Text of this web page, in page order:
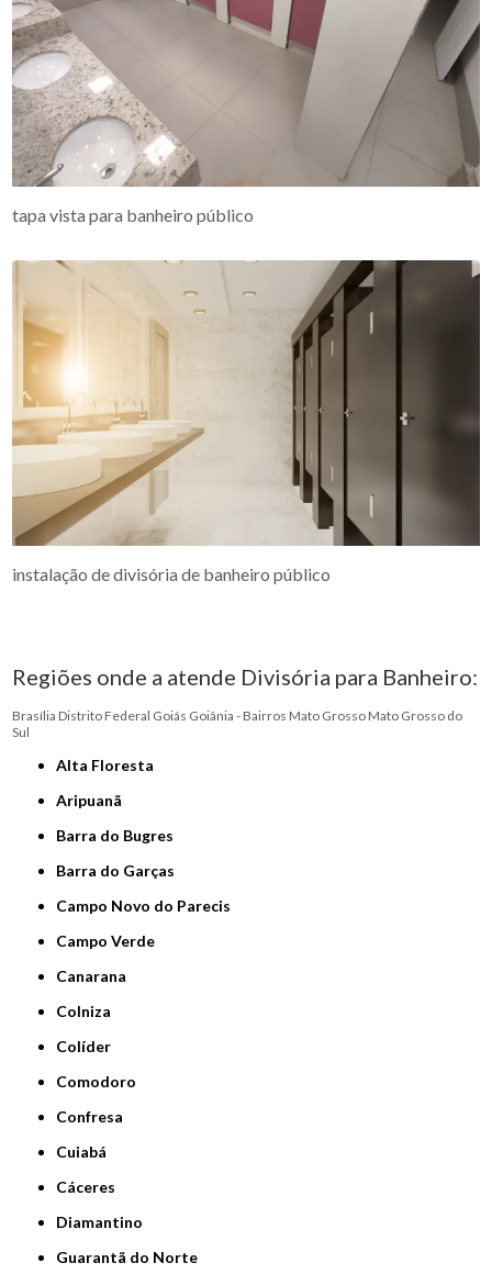
tapa vista para banheiro público
instalação de divisória de banheiro público
Regiões onde a atende Divisória para Banheiro:
Brasília Distrito Federal Goiás Goiânia - Bairros Mato Grosso Mato Grosso do
Sul
Alta Floresta
Aripuanã
Barra do Bugres
Barra do Garças
Campo Novo do Parecis
Campo Verde
Canarana
Colniza
Colíder
Comodoro
Confresa
Cuiabá
Cáceres
Diamantino
Guarantã do Norte